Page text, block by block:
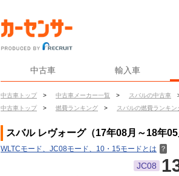
中古車 輸入車
中古車トップ > 中古車メーカー一覧 > スバルの中古車
中古車トップ
> 燃費ランキング > スバルの燃費ランキン
スバル レヴォーグ（17年08月～18年
WLTCモード、JC08モード、10・15モードとは ？
JC08